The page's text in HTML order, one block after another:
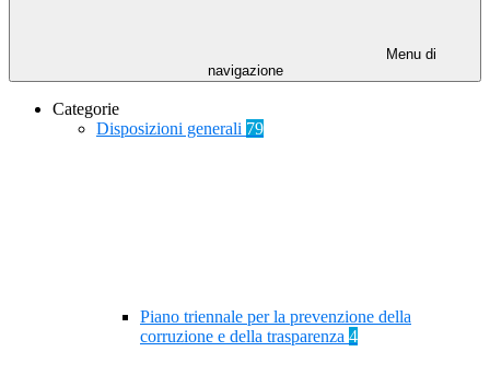
Menu di
navigazione
Categorie
Disposizioni generali 79
Piano triennale per la prevenzione della
corruzione e della trasparenza 4